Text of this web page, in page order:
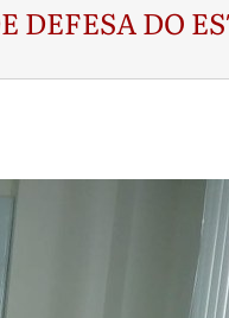
DEFESA DO